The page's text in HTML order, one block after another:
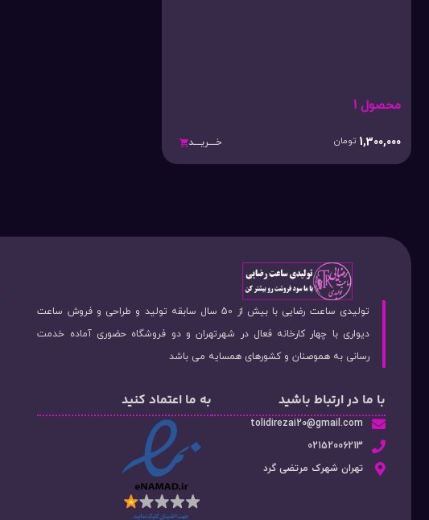
محصول 1
1,300,000 تومان خـــریـــد
تولیدی ساعت رضایی با بیش از 50 سال سابقه تولید و طراحی و فروش ساعت
دیواری با چهار کارخانه فعال در شهرتهران و دو فروشگاه حضوری آماده خدمت
رسانی به هموصنان و کشورهای همسایه می باشد
با ما در ارتباط باشید
tolidirezai20@gmail.com
02152006213
تهران شهرک مرتضی گرد
به ما اعتماد کنید